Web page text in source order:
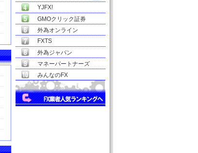
YJFX!
GMOクリック証券
外為オンライン
FXTS
外為ジャパン
マネーパートナーズ
みんなのFX